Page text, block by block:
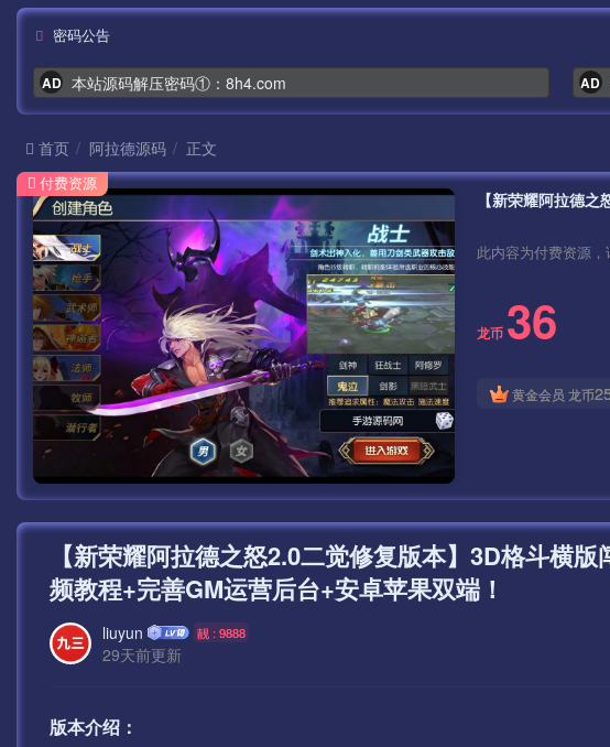
密码公告
AD 本站源码解压密码①：8h4.com AD
首页 阿拉德源码 正文
此内容为付费资源
龙币 36
黄金会员 龙币
付费资源
【新荣耀阿拉德之怒2.0二觉修复版本】3D格斗横
频教程+完善GM运营后台+安卓苹果双端！
liuyun 靓 : 9888
29天前更新
版本介绍：